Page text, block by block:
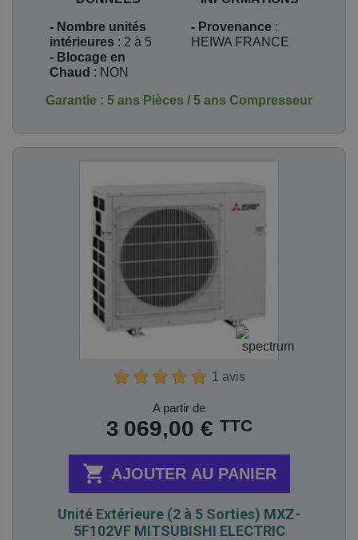
- Nombre unités
intérieures : 2 à 5
- Blocage en
Chaud : NON
- Provenance :
HEIWA FRANCE
Garantie : 5 ans Pièces / 5 ans Compresseur
1 avis
A partir de
3 069,00 € TTC
 AJOUTER AU PANIER
Unité Extérieure (2 à 5 Sorties) MXZ-
5F102VF MITSUBISHI ELECTRIC